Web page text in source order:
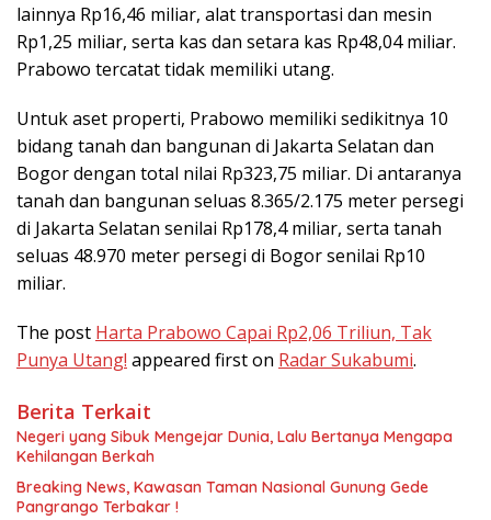
lainnya Rp16,46 miliar, alat transportasi dan mesin
Rp1,25 miliar, serta kas dan setara kas Rp48,04 miliar.
Prabowo tercatat tidak memiliki utang.
Untuk aset properti, Prabowo memiliki sedikitnya 10
bidang tanah dan bangunan di Jakarta Selatan dan
Bogor dengan total nilai Rp323,75 miliar. Di antaranya
tanah dan bangunan seluas 8.365/2.175 meter persegi
di Jakarta Selatan senilai Rp178,4 miliar, serta tanah
seluas 48.970 meter persegi di Bogor senilai Rp10
miliar.
The post Harta Prabowo Capai Rp2,06 Triliun, Tak
Punya Utang! appeared first on Radar Sukabumi.
Berita Terkait
Negeri yang Sibuk Mengejar Dunia, Lalu Bertanya Mengapa
Kehilangan Berkah
Breaking News, Kawasan Taman Nasional Gunung Gede
Pangrango Terbakar !